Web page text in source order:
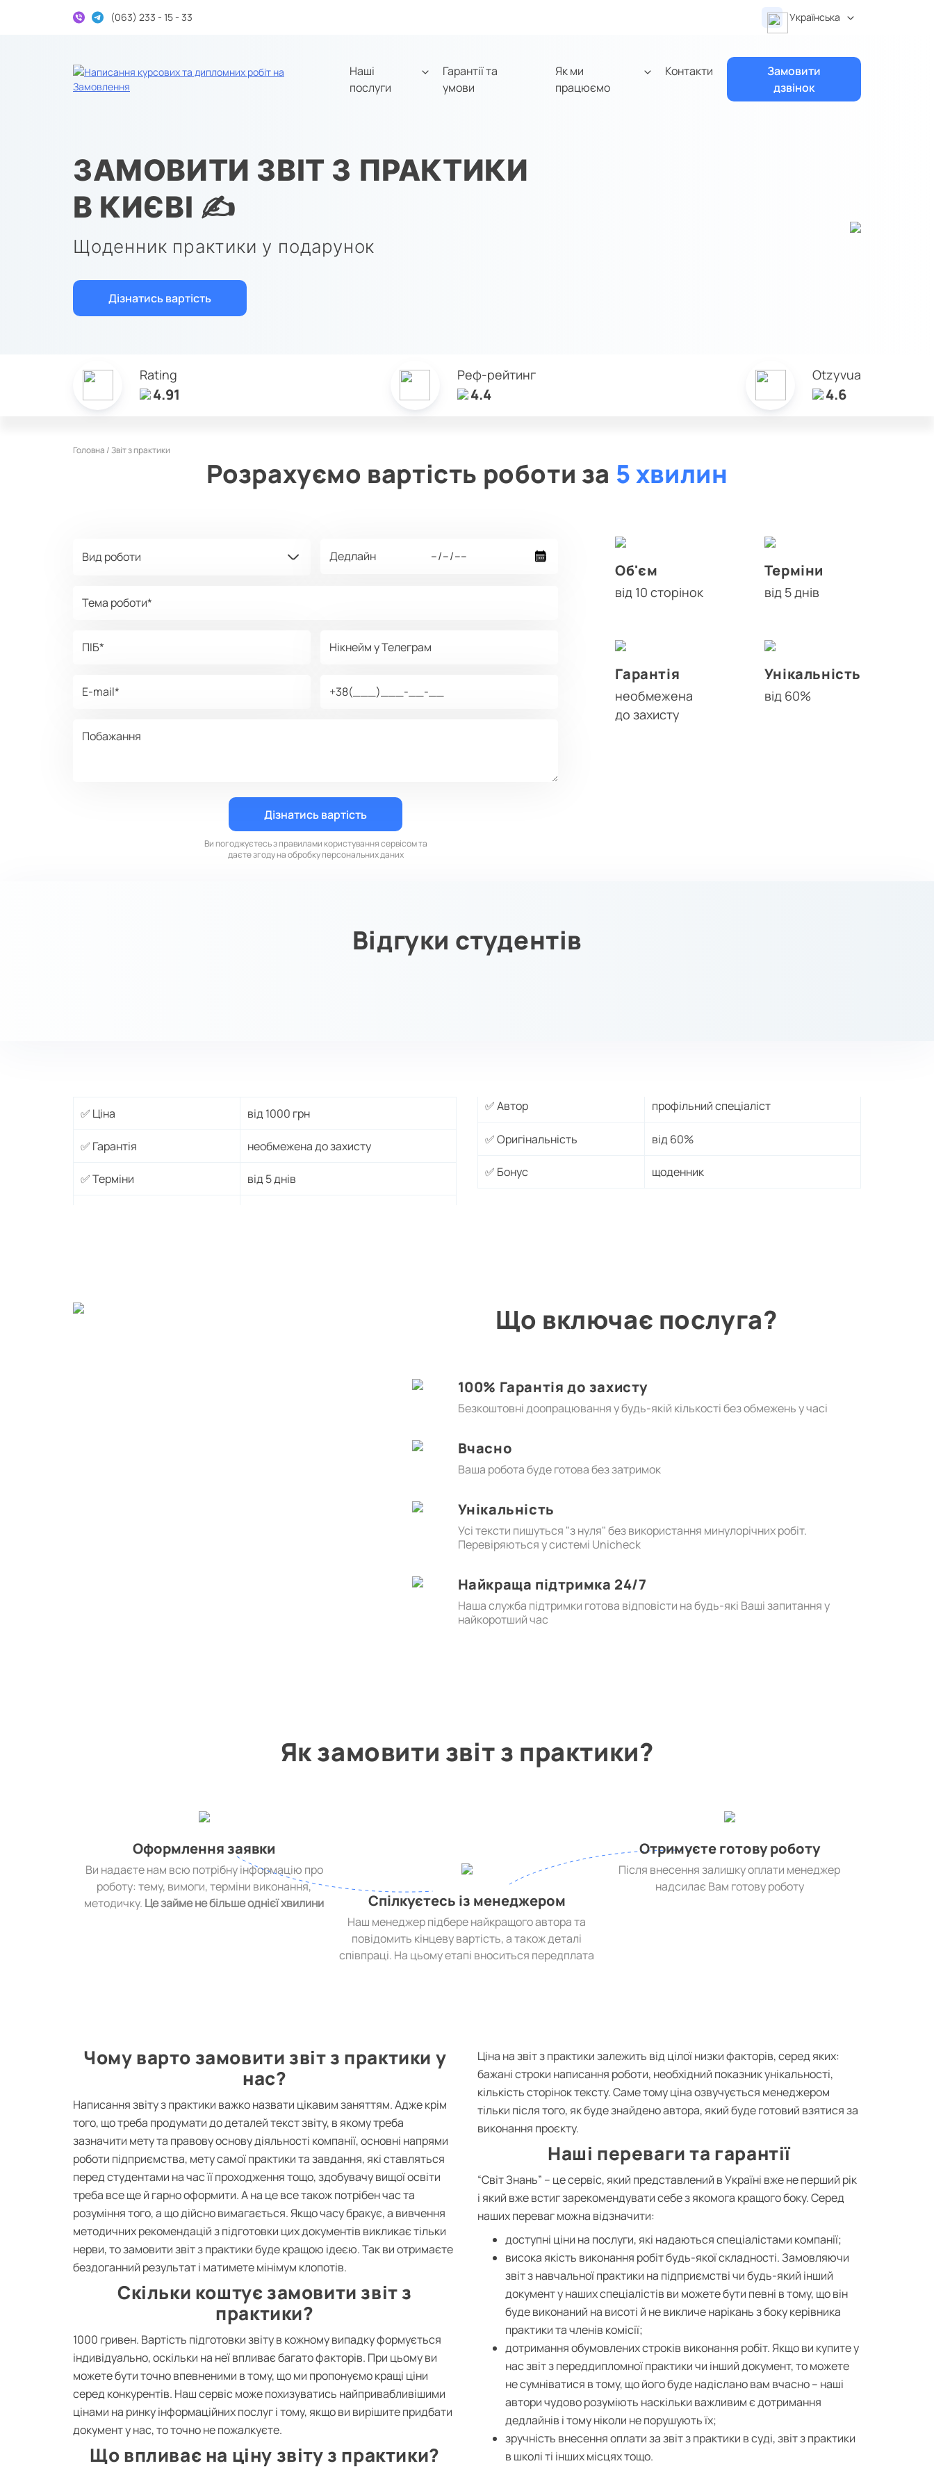
(063) 233 - 15 - 33 Українська
Наші
послуги
Гарантії та
умови
Як ми
працюємо
Контакти
Замовити
дзвінок
ЗАМОВИТИ ЗВІТ З ПРАКТИКИ
В КИЄВІ ✍
Щоденник практики у подарунок
Дізнатись вартість
Rating
4.91
Реф-рейтинг
4.4
Otzyvua
4.6
Головна /Звіт з практики
Розрахуємо вартість роботи за 5 хвилин
Ви погоджуєтесь з правилами користування сервісом та
даєте згоду на обробку персональних даних
Об'єм
від 10 сторінок
Гарантія
необмежена
до захисту
Терміни
від 5 днів
Унікальність
від 60%
Відгуки студентів
✅ Ціна від 1000 грн
✅ Гарантія необмежена до захисту
✅ Терміни від 5 днів
✅ Автор профільний спеціаліст
✅ Оригінальність від 60%
✅ Бонус щоденник
Що включає послуга?
100% Гарантія до захисту
Безкоштовні доопрацювання у будь-якій кількості без обмежень у часі
Вчасно
Ваша робота буде готова без затримок
Унікальність
Усі тексти пишуться "з нуля" без використання минулорічних робіт.
Перевіряються у системі Unicheck
Найкраща підтримка 24/7
Наша служба підтримки готова відповісти на будь-які Ваші запитання у
найкоротший час
Як замовити звіт з практики?
Оформлення заявки
Ви надаєте нам всю потрібну інформацію про
роботу: тему, вимоги, терміни виконання,
методичку. Це займе не більше однієї хвилини Спілкуєтесь із менеджером
Наш менеджер підбере найкращого автора та
повідомить кінцеву вартість, а також деталі
співпраці. На цьому етапі вноситься передплата
Отримуєте готову роботу
Після внесення залишку оплати менеджер
надсилає Вам готову роботу
Чому варто замовити звіт з практики у
нас?
Написання звіту з практики важко назвати цікавим заняттям. Адже крім
того, що треба продумати до деталей текст звіту, в якому треба
зазначити мету та правову основу діяльності компанії, основні напрями
роботи підприємства, мету самої практики та завдання, які ставляться
перед студентами на час її проходження тощо, здобувачу вищої освіти
треба все ще й гарно оформити. А на це все також потрібен час та
розуміння того, а що дійсно вимагається. Якщо часу бракує, а вивчення
методичних рекомендацій з підготовки цих документів викликає тільки
нерви, то замовити звіт з практики буде кращою ідеєю. Так ви отримаєте
бездоганний результат і матимете мінімум клопотів.
Скільки коштує замовити звіт з
практики?
1000 гривен. Вартість підготовки звіту в кожному випадку формується
індивідуально, оскільки на неї впливає багато факторів. При цьому ви
можете бути точно впевненими в тому, що ми пропонуємо кращі ціни
серед конкурентів. Наш сервіс може похизуватись найпривабливішими
цінами на ринку інформаційних послуг і тому, якщо ви вирішите придбати
документ у нас, то точно не пожалкуєте.
Що впливає на ціну звіту з практики?
Ціна на звіт з практики залежить від цілої низки факторів, серед яких:
бажані строки написання роботи, необхідний показник унікальності,
кількість сторінок тексту. Саме тому ціна озвучується менеджером
тільки після того, як буде знайдено автора, який буде готовий взятися за
виконання проєкту.
Наші переваги та гарантії
“Світ Знань” – це сервіс, який представлений в Україні вже не перший рік
і який вже встиг зарекомендувати себе з якомога кращого боку. Серед
наших переваг можна відзначити:
доступні ціни на послуги, які надаються спеціалістами компанії;
висока якість виконання робіт будь-якої складності. Замовляючи
звіт з навчальної практики на підприємстві чи будь-який інший
документ у наших спеціалістів ви можете бути певні в тому, що він
буде виконаний на висоті й не викличе нарікань з боку керівника
практики та членів комісії;
дотримання обумовлених строків виконання робіт. Якщо ви купите у
нас звіт з переддипломної практики чи інший документ, то можете
не сумніватися в тому, що його буде надіслано вам вчасно – наші
автори чудово розуміють наскільки важливим є дотримання
дедлайнів і тому ніколи не порушують їх;
зручність внесення оплати за звіт з практики в суді, звіт з практики
в школі ті інших місцях тощо.